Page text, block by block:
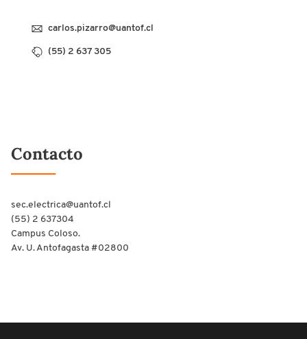
carlos.pizarro@uantof.cl
(55) 2 637 305
Contacto
sec.electrica@uantof.cl
(55) 2 637304
Campus Coloso.
Av. U. Antofagasta #02800